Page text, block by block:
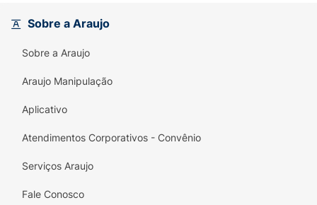
Sobre a Araujo
Sobre a Araujo
Araujo Manipulação
Aplicativo
Atendimentos Corporativos - Convênio
Serviços Araujo
Fale Conosco